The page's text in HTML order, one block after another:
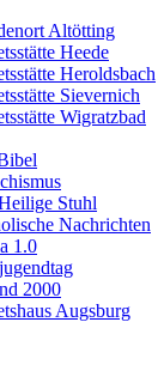
Altötting
Heede
Heroldsbach
Sievernich
Wigratzbad
Stuhl
Nachrichten
1.0
2000
Augsburg